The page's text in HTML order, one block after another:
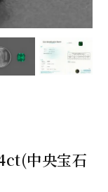
中央宝石